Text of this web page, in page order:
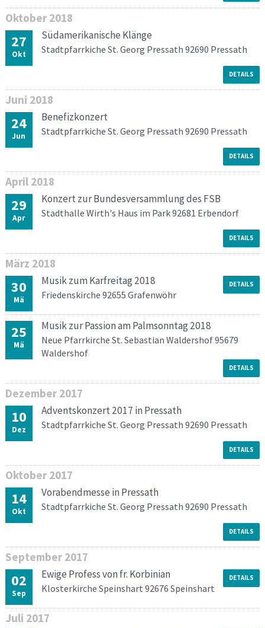
Oktober 2018
27
Okt
Südamerikanische Klänge
Stadtpfarrkiche St. Georg Pressath 92690 Pressath
DETAILS
Juni 2018
24
Jun
Benefizkonzert
Stadtpfarrkiche St. Georg Pressath 92690 Pressath
DETAILS
April 2018
29
Apr
Konzert zur Bundesversammlung des FSB
Stadthalle Wirth's Haus im Park 92681 Erbendorf
DETAILS
März 2018
30
Mä
Musik zum Karfreitag 2018
Friedenskirche 92655 Grafenwöhr
DETAILS
25
Mä
Musik zur Passion am Palmsonntag 2018
Neue Pfarrkirche St. Sebastian Waldershof 95679
Waldershof
DETAILS
Dezember 2017
10
Dez
Adventskonzert 2017 in Pressath
Stadtpfarrkiche St. Georg Pressath 92690 Pressath
DETAILS
Oktober 2017
14
Okt
Vorabendmesse in Pressath
Stadtpfarrkiche St. Georg Pressath 92690 Pressath
DETAILS
September 2017
02
Sep
Ewige Profess von fr. Korbinian
Klosterkirche Speinshart 92676 Speinshart
DETAILS
Juli 2017